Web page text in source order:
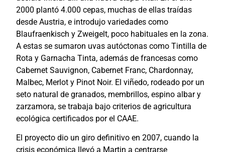
2000 plantó 4.000 cepas, muchas de ellas traídas
desde Austria, e introdujo variedades como
Blaufraenkisch y Zweigelt, poco habituales en la zona.
A estas se sumaron uvas autóctonas como Tintilla de
Rota y Garnacha Tinta, además de francesas como
Cabernet Sauvignon, Cabernet Franc, Chardonnay,
Malbec, Merlot y Pinot Noir. El viñedo, rodeado por un
seto natural de granados, membrillos, espino albar y
zarzamora, se trabaja bajo criterios de agricultura
ecológica certificados por el CAAE.
El proyecto dio un giro definitivo en 2007, cuando la
crisis económica llevó a Martin a centrarse